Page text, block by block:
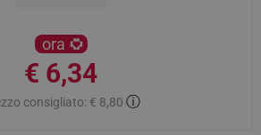
ora
€ 6,34
consigliato: € 8,80 ⓘ